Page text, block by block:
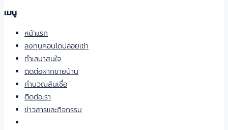
เมนู
หน้าแรก
ลงทุนคอนโดปล่อยเช่า
ทำเลน่าสนใจ
ติดต่อฝากขายบ้าน
คำนวณสินเชื่อ
ติดต่อเรา
ข่าวสารและกิจกรรม